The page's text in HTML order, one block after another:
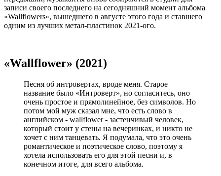
записи своего последнего на сегодняшний момент альбома
«Wallflowers», вышедшего в августе этого года и ставшего
одним из лучших метал-пластинок 2021-ого.
«Wallflower» (2021)
Песня об интровертах, вроде меня. Старое
название было «Интроверт», но согласитесь, оно
очень простое и прямолинейное, без символов. Но
потом мой муж сказал мне, что есть слово в
английском - wallflower - застенчивый человек,
который стоит у стены на вечеринках, и никто не
хочет с ним танцевать. Я подумала, что это очень
романтическое и поэтическое слово, поэтому я
хотела использовать его для этой песни и, в
конечном итоге, для всего альбома.